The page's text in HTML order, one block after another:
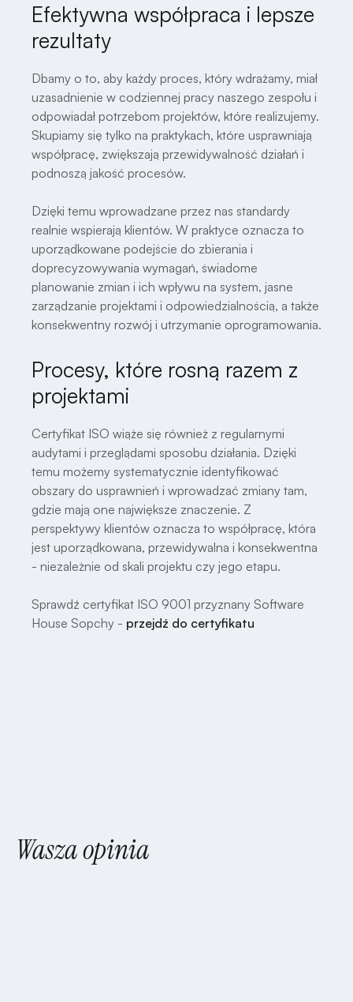
Efektywna współpraca i lepsze
rezultaty
Dbamy o to, aby każdy proces, który wdrażamy, miał
uzasadnienie w codziennej pracy naszego zespołu i
odpowiadał potrzebom projektów, które realizujemy.
Skupiamy się tylko na praktykach, które usprawniają
współpracę, zwiększają przewidywalność działań i
podnoszą jakość procesów.
Dzięki temu wprowadzane przez nas standardy
realnie wspierają klientów. W praktyce oznacza to
uporządkowane podejście do zbierania i
doprecyzowywania wymagań, świadome
planowanie zmian i ich wpływu na system, jasne
zarządzanie projektami i odpowiedzialnością, a także
konsekwentny rozwój i utrzymanie oprogramowania.
Procesy, które rosną razem z
projektami
Certyfikat ISO wiąże się również z regularnymi
audytami i przeglądami sposobu działania. Dzięki
temu możemy systematycznie identyfikować
obszary do usprawnień i wprowadzać zmiany tam,
gdzie mają one największe znaczenie. Z
perspektywy klientów oznacza to współpracę, która
jest uporządkowana, przewidywalna i konsekwentna
- niezależnie od skali projektu czy jego etapu.
Sprawdź certyfikat ISO 9001 przyznany Software
House Sopchy - przejdź do certyfikatu
Wasza opinia